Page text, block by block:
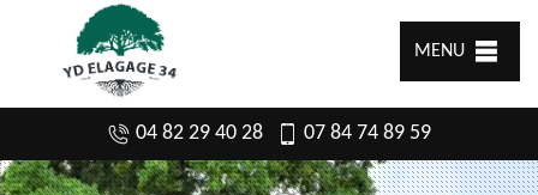
MENU
04 82 29 40 28 07 84 74 89 59